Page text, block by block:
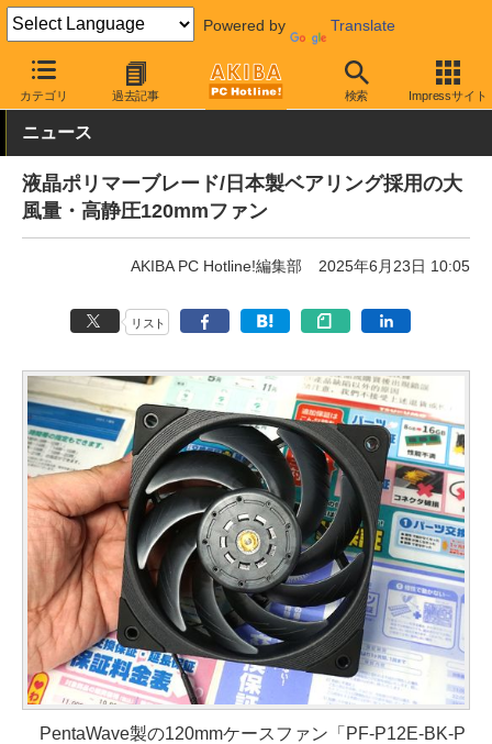
Powered by Translate
カテゴリ 過去記事 検索 Impressサイト
AKIBA PC Hotline! PCパーツ ファン関連製品 ケースファン
ニュース
液晶ポリマーブレード/日本製ベアリング採用の大
風量・高静圧120mmファン
AKIBA PC Hotline!編集部 2025年6月23日 10:05
リスト
PentaWave製の120mmケースファン「PF-P12E-BK-P